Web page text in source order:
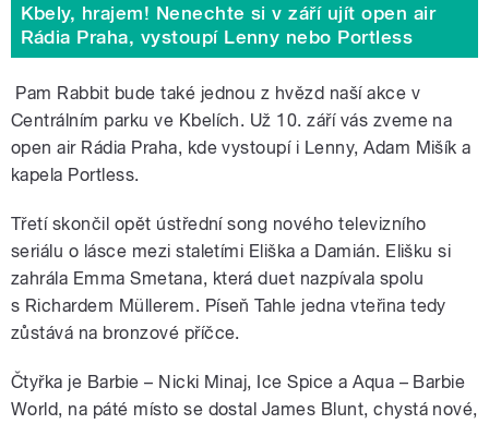
Kbely, hrajem! Nenechte si v září ujít open air
Rádia Praha, vystoupí Lenny nebo Portless
Pam Rabbit bude také jednou z hvězd naší akce v
Centrálním parku ve Kbelích. Už 10. září vás zveme na
open air Rádia Praha, kde vystoupí i Lenny, Adam Mišík a
kapela Portless.
Třetí skončil opět ústřední song nového televizního
seriálu o lásce mezi staletími Eliška a Damián. Elišku si
zahrála Emma Smetana, která duet nazpívala spolu
s Richardem Müllerem. Píseň Tahle jedna vteřina tedy
zůstává na bronzové příčce.
Čtyřka je Barbie – Nicki Minaj, Ice Spice a Aqua – Barbie
World, na páté místo se dostal James Blunt, chystá nové,